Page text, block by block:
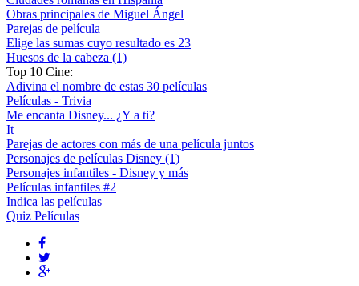
Obras principales de Miguel Ángel
Parejas de película
Elige las sumas cuyo resultado es 23
Huesos de la cabeza (1)
Top 10 Cine:
Adivina el nombre de estas 30 películas
Películas - Trivia
Me encanta Disney... ¿Y a ti?
It
Parejas de actores con más de una película juntos
Personajes de películas Disney (1)
Personajes infantiles - Disney y más
Películas infantiles #2
Indica las películas
Quiz Películas